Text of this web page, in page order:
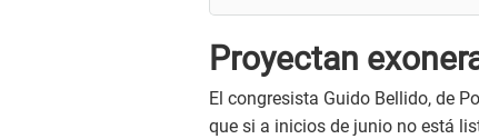
Proyectan
El congresista Guido Bellido, de
que si a inicios de junio no está